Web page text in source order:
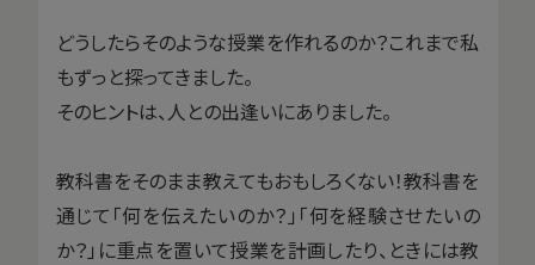
どうしたらそのような授業を作れるのか？これまで私
もずっと探ってきました。
そのヒントは、人との出逢いにありました。
教科書をそのまま教えてもおもしろくない！教科書を
通じて「何を伝えたいのか？」「何を経験させたいの
か？」に重点を置いて授業を計画したり、ときには教